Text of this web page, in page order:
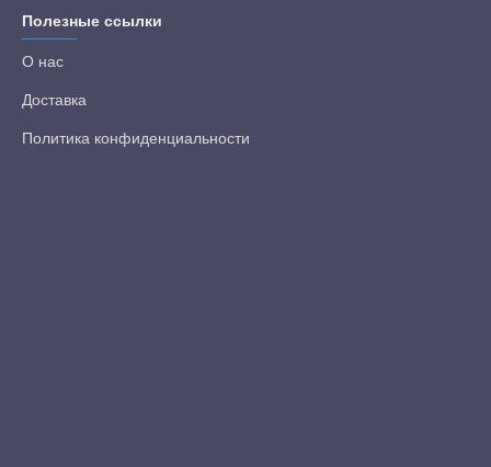
Полезные ссылки
О нас
Доставка
Политика конфиденциальности